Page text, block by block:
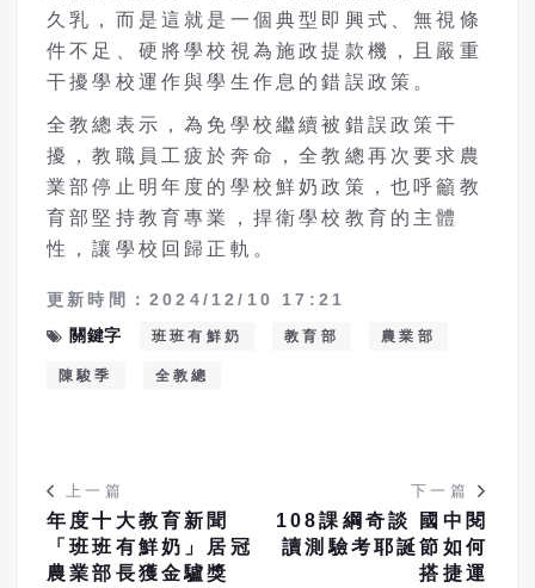
久乳，而是這就是一個典型即興式、無視條
件不足、硬將學校視為施政提款機，且嚴重
干擾學校運作與學生作息的錯誤政策。
全教總表示，為免學校繼續被錯誤政策干
擾，教職員工疲於奔命，全教總再次要求農
業部停止明年度的學校鮮奶政策，也呼籲教
育部堅持教育專業，捍衛學校教育的主體
性，讓學校回歸正軌。
更新時間：2024/12/10 17:21
關鍵字
班班有鮮奶 教育部 農業部
陳駿季 全教總
上一篇
年度十大教育新聞
「班班有鮮奶」居冠
農業部長獲金驢獎
下一篇
108課綱奇談 國中閱
讀測驗考耶誕節如何
搭捷運